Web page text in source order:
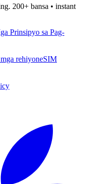
200+ bansa • instant
Prinsipyo sa Pag-
rehiyoneSIM